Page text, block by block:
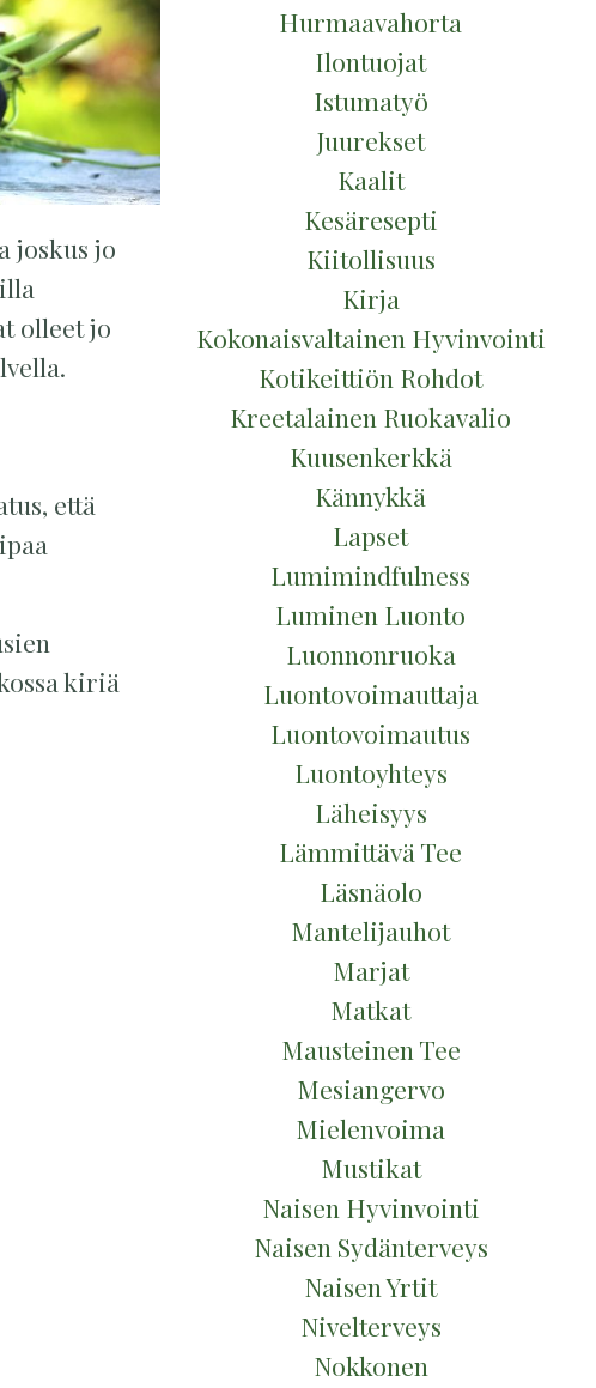
joskus jo
olleet jo
että
kiriä
Hurmaavahorta
Ilontuojat
Istumatyö
Juurekset
Kaalit
Kesäresepti
Kiitollisuus
Kirja
Kokonaisvaltainen Hyvinvointi
Kotikeittiön Rohdot
Kreetalainen Ruokavalio
Kuusenkerkkä
Kännykkä
Lapset
Lumimindfulness
Luminen Luonto
Luonnonruoka
Luontovoimauttaja
Luontovoimautus
Luontoyhteys
Läheisyys
Lämmittävä Tee
Läsnäolo
Mantelijauhot
Marjat
Matkat
Mausteinen Tee
Mesiangervo
Mielenvoima
Mustikat
Naisen Hyvinvointi
Naisen Sydänterveys
Naisen Yrtit
Nivelterveys
Nokkonen